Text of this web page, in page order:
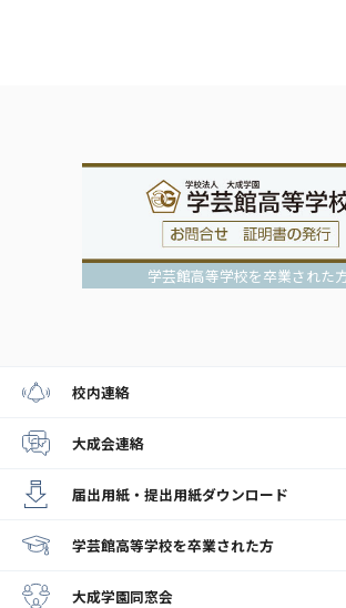
学芸館高等学校を卒業された
校内連絡
大成会連絡
届出用紙・提出用紙ダウンロード
学芸館高等学校を卒業された方
大成学園同窓会